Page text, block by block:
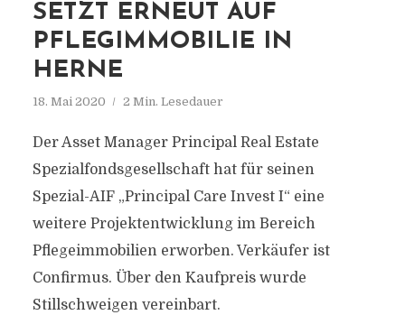
SETZT ERNEUT AUF
PFLEGIMMOBILIE IN
HERNE
18. Mai 2020 2 Min. Lesedauer
Der Asset Manager Principal Real Estate
Spezialfondsgesellschaft hat für seinen
Spezial-AIF „Principal Care Invest I“ eine
weitere Projektentwicklung im Bereich
Pflegeimmobilien erworben. Verkäufer ist
Confirmus. Über den Kaufpreis wurde
Stillschweigen vereinbart.